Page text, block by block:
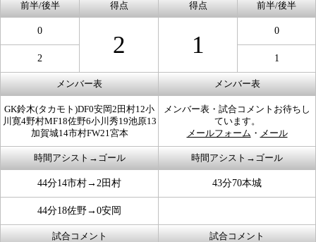
前半/後半 得点 得点 前半/後半
0
2 1
0
2 1
メンバー表 メンバー表
GK鈴木(タカモト)DF0安岡2田村12小
川寛4野村MF18佐野6小川秀19池原13
加賀城14市村FW21宮本
メンバー表・試合コメントお待ちし
ています。
メールフォーム ・ メール
時間アシスト→ゴール 時間アシスト→ゴール
44分14市村→2田村 43分70本城
44分18佐野→0安岡
試合コメント 試合コメント